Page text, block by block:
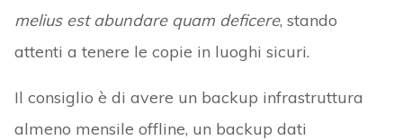
melius est abundare quam deficere, stando
attenti a tenere le copie in luoghi sicuri.
Il consiglio è di avere un backup infrastruttura
almeno mensile offline, un backup dati